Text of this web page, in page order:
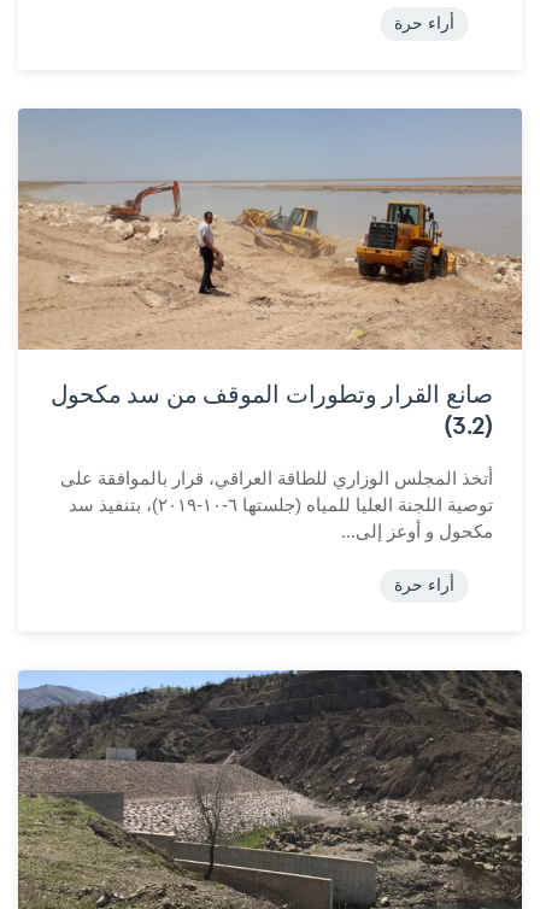
أراء حرة
صانع القرار وتطورات الموقف من سد مكحول
(3.2)
أتخذ المجلس الوزاري للطاقة العراقي، قرار بالموافقة على
توصية اللجنة العليا للمياه (جلستها ٦-١٠-٢٠١٩)، بتنفيذ سد
مكحول و أوعز إلى...
أراء حرة